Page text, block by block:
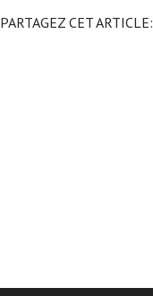
PARTAGEZ CET ARTICLE: